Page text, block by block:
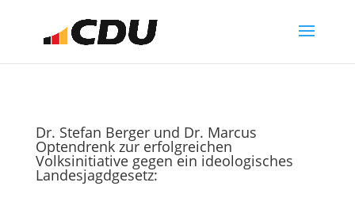
Dr. Stefan Berger und Dr. Marcus
Optendrenk zur erfolgreichen
Volksinitiative gegen ein ideologisches
Landesjagdgesetz: